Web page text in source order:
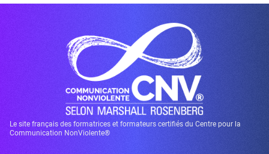
Le site français des formatrices et formateurs certifiés du Centre pour la
Communication NonViolente®